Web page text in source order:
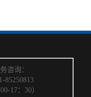
咨询：
85250813
00-17：30）